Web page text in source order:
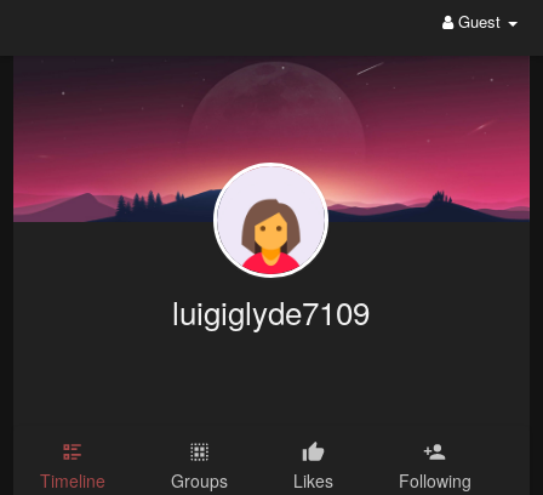
Guest
luigiglyde7109
Timeline Groups Likes Following